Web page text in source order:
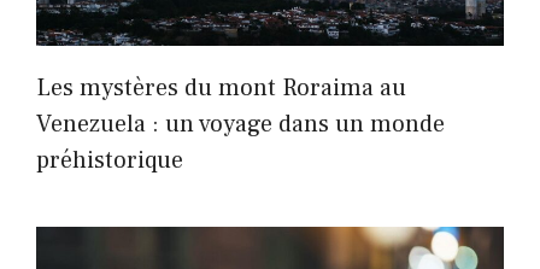
Les mystères du mont Roraima au
Venezuela : un voyage dans un monde
préhistorique